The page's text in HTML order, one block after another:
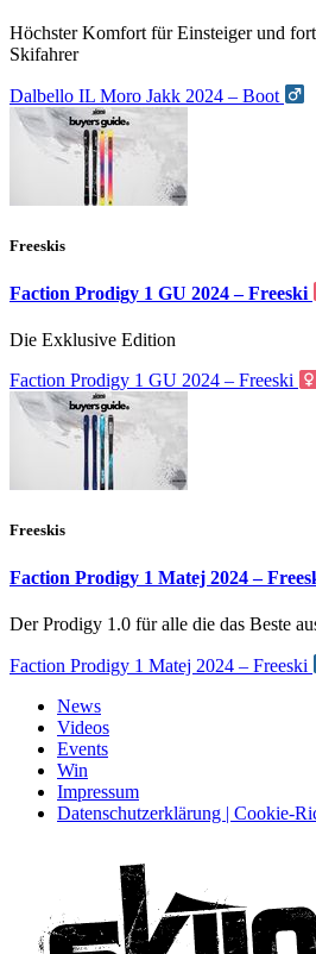
Höchster Komfort für Einsteiger und
Skifahrer
Dalbello IL Moro Jakk 2024 – Boot
Freeskis
Faction Prodigy 1 GU 2024 – Freeski
Die Exklusive Edition
Faction Prodigy 1 GU 2024 – Freeski
Freeskis
Faction Prodigy 1 Matej 2024 –
Der Prodigy 1.0 für alle die das Beste
Faction Prodigy 1 Matej 2024 – Freeski
News
Videos
Events
Win
Impressum
Datenschutzerklärung | Cookie-